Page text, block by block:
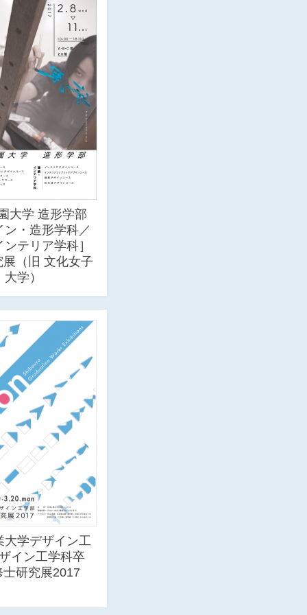
大学 造形学部
ン・造形学科／
テリア学科］
（旧 文化女子
大学）
大学デザイン工
イン工学科卒
士研究展2017